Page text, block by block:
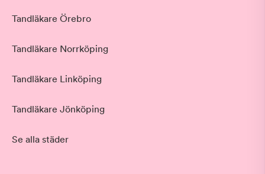
Tandläkare Örebro
Tandläkare Norrköping
Tandläkare Linköping
Tandläkare Jönköping
Se alla städer